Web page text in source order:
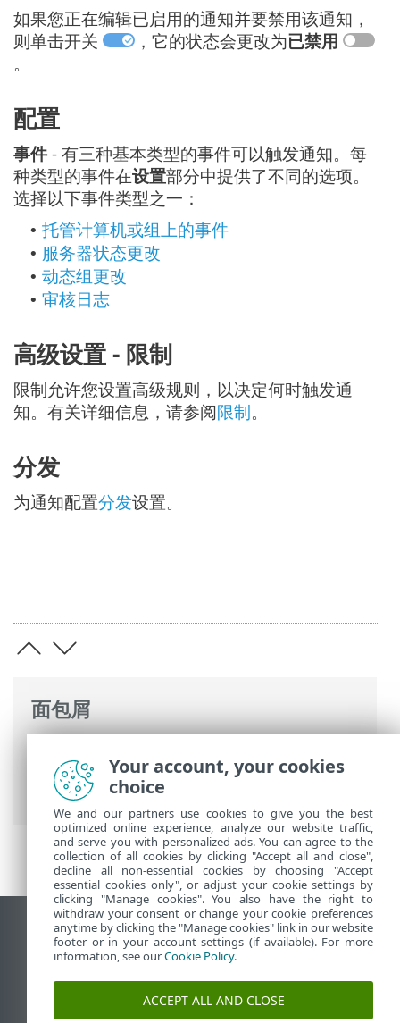
面包屑
ESET PROTECT>ESET PROTECT 主菜单>
通知> 管理通知
如果您正在编辑已启用的通知并要禁用该通知，
则单击开关
，它的状态会更改为已禁用
。
配置
事件 - 有三种基本类型的事件可以触发通知。每
种类型的事件在设置部分中提供了不同的选项。
选择以下事件类型之一：
• 托管计算机或组上的事件
• 服务器状态更改
• 动态组更改
• 审核日志
高级设置 - 限制
限制允许您设置高级规则，以决定何时触发通
知。有关详细信息，请参阅限制。
分发
为通知配置分发设置。
查看桌面站点
End of Life
ESET 知识库
Your account, your cookies
choice
We and our partners use cookies to give you the best
optimized online experience, analyze our website traffic,
and serve you with personalized ads. You can agree to the
collection of all cookies by clicking "Accept all and close",
decline all non-essential cookies by choosing "Accept
essential cookies only", or adjust your cookie settings by
clicking "Manage cookies". You also have the right to
withdraw your consent or change your cookie preferences
anytime by clicking the "Manage cookies" link in our website
footer or in your account settings (if available). For more
information, see ourCookie Policy.
ACCEPT ALL AND CLOSE